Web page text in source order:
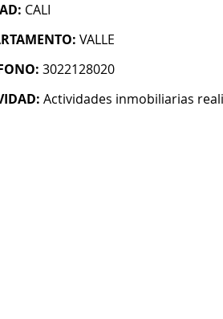
CALI
VALLE
3022128020
Actividades inmobiliarias